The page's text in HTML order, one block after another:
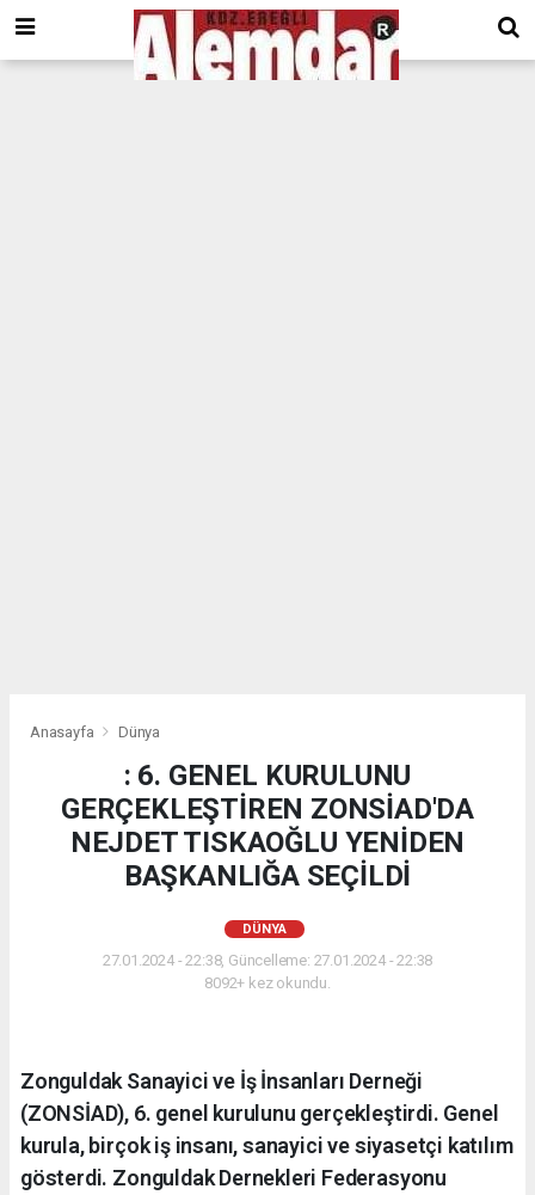
google.com, pub-8201930440372555, DIRECT, f08c47fec0942fa0
Anasayfa Dünya
: 6. GENEL KURULUNU
GERÇEKLEŞTİREN ZONSİAD'DA
NEJDET TISKAOĞLU YENİDEN
BAŞKANLIĞA SEÇİLDİ
DÜNYA
27.01.2024 - 22:38, Güncelleme: 27.01.2024 - 22:38
8092+ kez okundu.
Zonguldak Sanayici ve İş İnsanları Derneği
(ZONSİAD), 6. genel kurulunu gerçekleştirdi. Genel
kurula, birçok iş insanı, sanayici ve siyasetçi katılım
gösterdi. Zonguldak Dernekleri Federasyonu